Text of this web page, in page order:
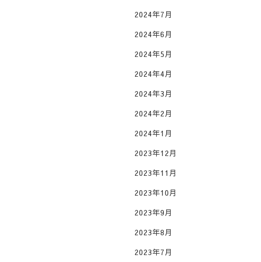
2024年7月
2024年6月
2024年5月
2024年4月
2024年3月
2024年2月
2024年1月
2023年12月
2023年11月
2023年10月
2023年9月
2023年8月
2023年7月